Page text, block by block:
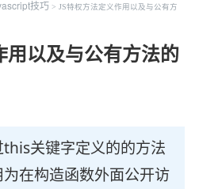
技巧 > JS特权方法定义作用以及与公有方
用以及与公有方法的
关键字定义的的方法
在构造函数外面公开访